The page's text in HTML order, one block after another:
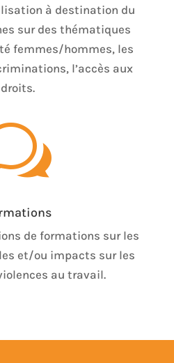
à destination du
sur des thématiques
femmes/hommes, les
l’accès aux
droits.
de formations sur les
et/ou impacts sur les
au travail.